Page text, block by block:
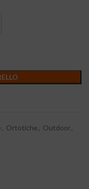
, Ortotiche , Outdoor,